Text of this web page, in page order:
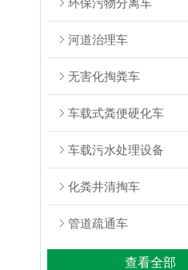
环保污物分离车
河道治理车
无害化掏粪车
车载式粪便硬化车
车载污水处理设备
化粪井清掏车
管道疏通车
查看全部